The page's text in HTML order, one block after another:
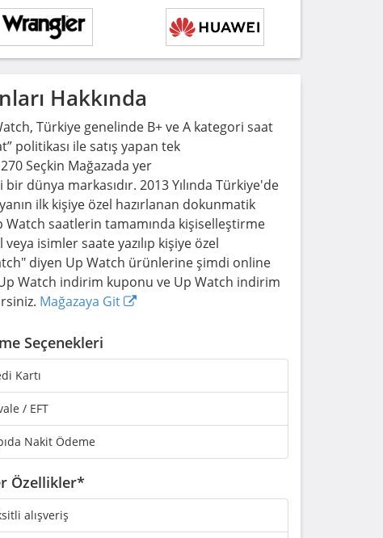
Hakkında
Türkiye genelinde B+ ve A kategori saat
politikası ile satış yapan tek
Seçkin Mağazada yer
dünya markasıdır. 2013 Yılında Türkiye'de
ilk kişiye özel hazırlanan dokunmatik
Watch saatlerin tamamında kişiselleştirme
isimler saate yazılıp kişiye özel
diyen Up Watch ürünlerine şimdi online
Watch indirim kuponu ve Up Watch indirim
Mağazaya Git
Seçenekleri
Kartı
/ EFT
Nakit Ödeme
Özellikler*
alışveriş